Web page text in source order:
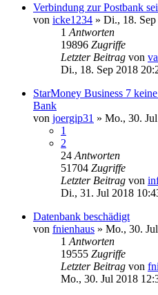
Verbindung zur Postbank
von icke1234 » Di., 18.
1 Antworten
19896 Zugriffe
Letzter Beitrag von
Di., 18. Sep 2018
StarMoney Business 7
Bank
von joergip31 » Mo., 30.
1
2
24 Antworten
51704 Zugriffe
Letzter Beitrag von
Di., 31. Jul 2018
Datenbank beschädigt
von fnienhaus » Mo., 30.
1 Antworten
19555 Zugriffe
Letzter Beitrag von
Mo., 30. Jul 2018